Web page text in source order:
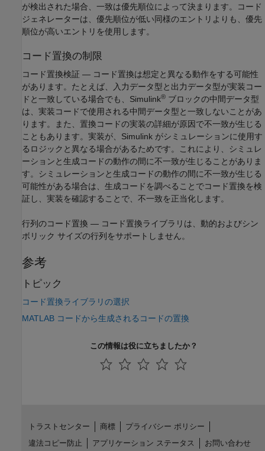
が検出された場合、一致は優先順位によって決まります。コード
ジェネレーターは、優先順位が低い同様のエントリよりも、優先
順位が高いエントリを使用します。
コード置換の制限
コード置換検証 — コード置換は想定と異なる動作をする可能性
があります。たとえば、入力データ型と出力データ型が実装コー
ドと一致している場合でも、Simulink® ブロックの中間データ型
は、実装コードで使用される中間データ型と一致しないことがあ
ります。また、置換コードの実装の詳細が原因で不一致が生じる
こともあります。実装が、Simulink がシミュレーションに使用す
るロジックと異なる場合があるためです。これにより、シミュレ
ーションと生成コードの動作の間に不一致が生じることがありま
す。シミュレーションと生成コードの動作の間に不一致が生じる
可能性がある場合は、生成コードを調べることでコード置換を検
証し、実装を確認することで、不一致を正当化します。
行列のコード置換 — コード置換ライブラリは、動的およびシン
ボリック サイズの行列をサポートしません。
参考
トピック
コード置換ライブラリの選択
MATLAB コードから生成されるコードの置換
この情報は役に立ちましたか？
トラストセンター 商標
プライバシー ポリシー
違法コピー防止
アプリケーション ステータス お問い合わせ